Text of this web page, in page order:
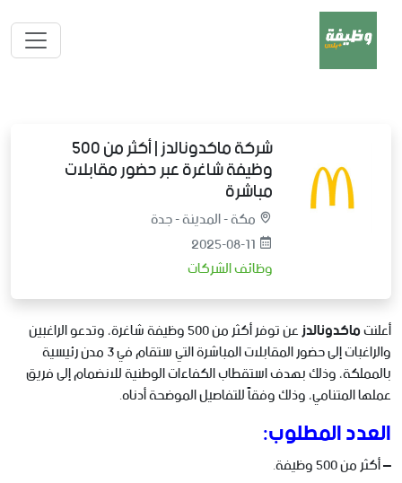
شركة ماكدونالدز | أكثر من 500
وظيفة شاغرة عبر حضور مقابلات
مباشرة
مكة - المدينة - جدة
2025-08-11
وظائف الشركات
أعلنتماكدونالدز عن توفر أكثر من 500 وظيفة شاغرة، وتدعو الراغبين
والراغبات إلى حضور المقابلات المباشرة التي ستقام في 3 مدن رئيسية
بالمملكة، وذلك بهدف استقطاب الكفاءات الوطنية للانضمام إلى فريق
عملها المتنامي، وذلك وفقاً للتفاصيل الموضحة أدناه.
العدد المطلوب:
– أكثر من 500 وظيفة.